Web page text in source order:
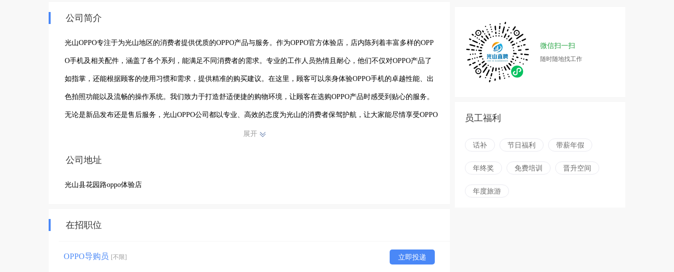
公司简介
光山OPPO专注于为光山地区的消费者提供优质的OPPO产品与服务。作为OPPO官方体验店，店内陈列着丰富多样的OPP
O手机及相关配件，涵盖了各个系列，能满足不同消费者的需求。专业的工作人员热情且耐心，他们不仅对OPPO产品了
如指掌，还能根据顾客的使用习惯和需求，提供精准的购买建议。在这里，顾客可以亲身体验OPPO手机的卓越性能、出
色拍照功能以及流畅的操作系统。我们致力于打造舒适便捷的购物环境，让顾客在选购OPPO产品时感受到贴心的服务。
无论是新品发布还是售后服务，光山OPPO公司都以专业、高效的态度为光山的消费者保驾护航，让大家能尽情享受OPPO
带来的科技魅力，体验智能生活的美好，成为光山地区消费者信赖的OPPO产品选购平台。
展开
公司地址
光山县花园路oppo体验店
在招职位
OPPO导购员 [不限] 立即投递
微信扫一扫
随时随地找工作
员工福利
话补 节日福利 带薪年假
年终奖 免费培训 晋升空间
年度旅游